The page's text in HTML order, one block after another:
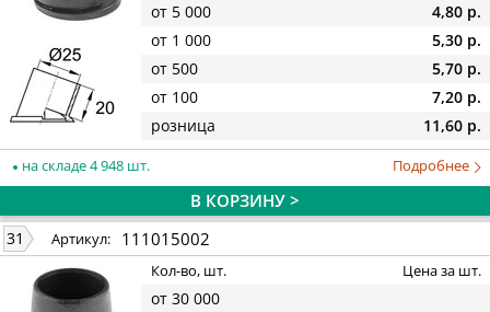
от 5 000
4,80 р.
от 1 000
5,30 р.
от 500
5,70 р.
от 100
7,20 р.
розница
11,60 р.
на складе 4 948 шт. Подробнее
В КОРЗИНУ >
31 Артикул: 111015002
Кол-во, шт. Цена за шт.
от 30 000